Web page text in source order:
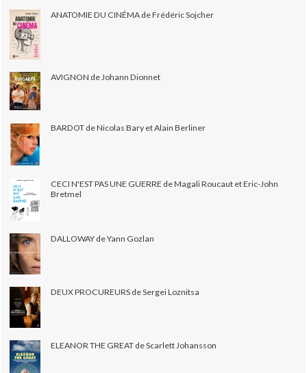
ANATOMIE DU CINÉMA de Frédéric Sojcher
AVIGNON de Johann Dionnet
BARDOT de Nicolas Bary et Alain Berliner
CECI N'EST PAS UNE GUERRE de Magali Roucaut et Eric-John
Bretmel
DALLOWAY de Yann Gozlan
DEUX PROCUREURS de Sergei Loznitsa
ELEANOR THE GREAT de Scarlett Johansson